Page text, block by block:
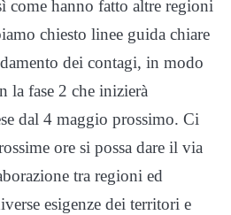
come hanno fatto altre regioni
chiesto linee guida chiare
dei contagi, in modo
la fase 2 che inizierà
dal 4 maggio prossimo. Ci
ore si possa dare il via
tra regioni ed
esigenze dei territori e